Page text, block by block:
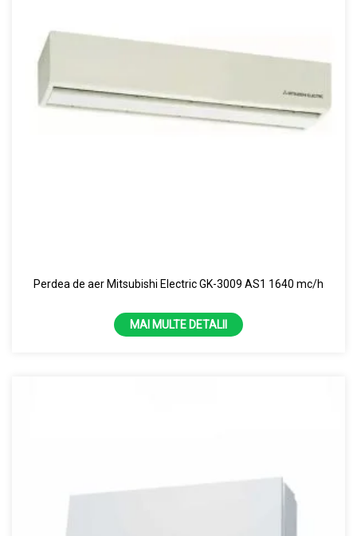
Perdea de aer Mitsubishi Electric GK-3009 AS1 1640 mc/h
MAI MULTE DETALII